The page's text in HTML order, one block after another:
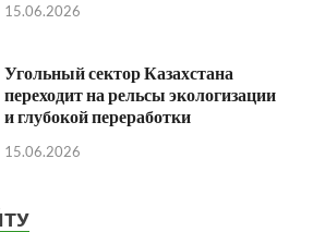
15.06.2026
Угольный сектор Казахстана
переходит на рельсы экологизации
и глубокой переработки
15.06.2026